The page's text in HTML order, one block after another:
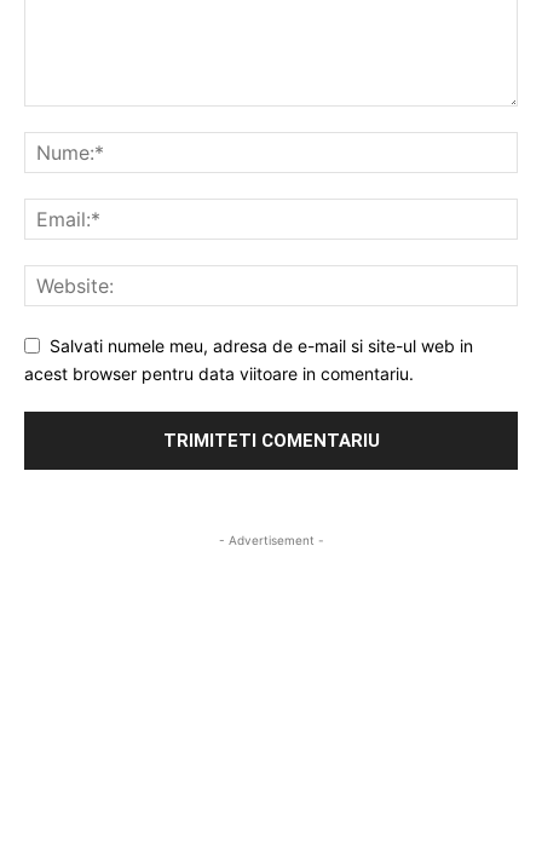
Salvati numele meu, adresa de e-mail si site-ul web in
acest browser pentru data viitoare in comentariu.
- Advertisement -